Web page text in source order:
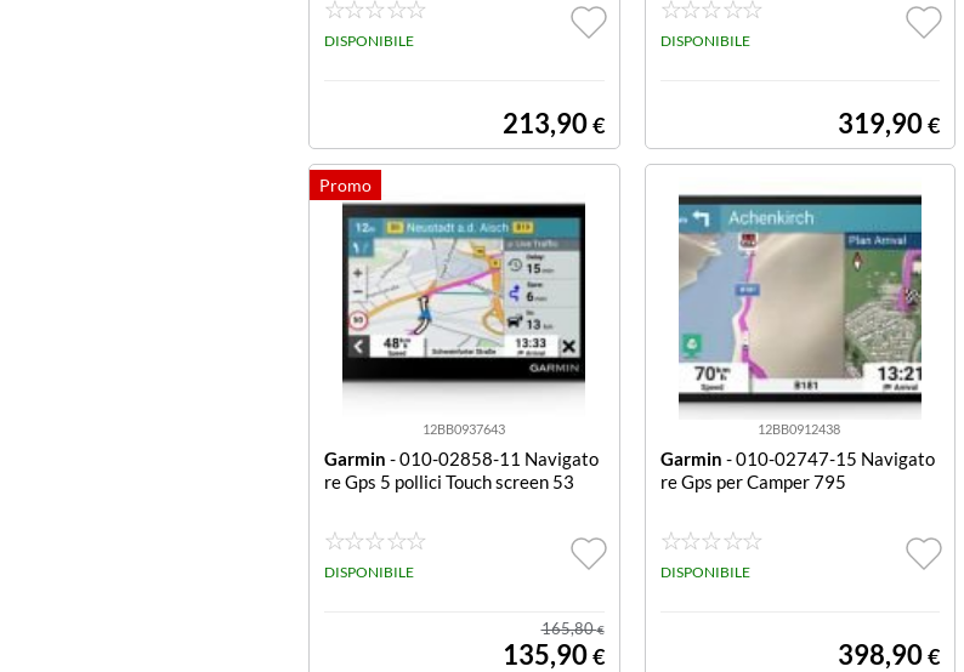
DISPONIBILE
213,90€
DISPONIBILE
319,90€
12BB0937643
Garmin - 010-02858-11 Navigato
re Gps 5 pollici Touch screen 53
DISPONIBILE
165,80€
135,90€
12BB0912438
Garmin - 010-02747-15 Navigato
re Gps per Camper 795
DISPONIBILE
398,90€